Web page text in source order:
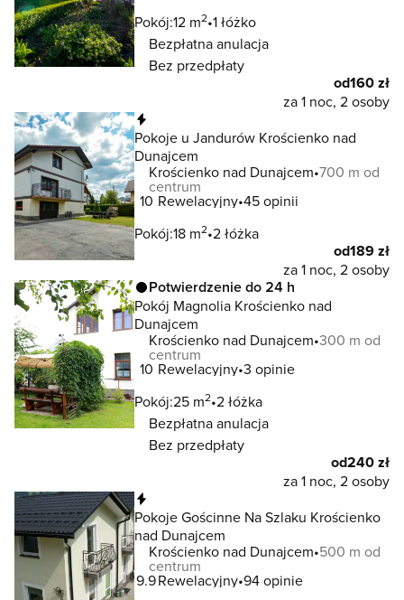
Pokój:12 m2 1 łóżko
Bezpłatna anulacja
Bez przedpłaty
od160 zł
za 1 noc, 2 osoby
Pokoje u Jandurów Krościenko nad
Dunajcem
Krościenko nad Dunajcem 700 m od
centrum
10 Rewelacyjny 45 opinii
Pokój:18 m2 2 łóżka
od189 zł
za 1 noc, 2 osoby
Potwierdzenie do 24 h
Pokój Magnolia Krościenko nad
Dunajcem
Krościenko nad Dunajcem 300 m od
centrum
10 Rewelacyjny 3 opinie
Pokój:25 m2 2 łóżka
Bezpłatna anulacja
Bez przedpłaty
od240 zł
za 1 noc, 2 osoby
Pokoje Gościnne Na Szlaku Krościenko
nad Dunajcem
Krościenko nad Dunajcem 500 m od
centrum
9.9Rewelacyjny 94 opinie